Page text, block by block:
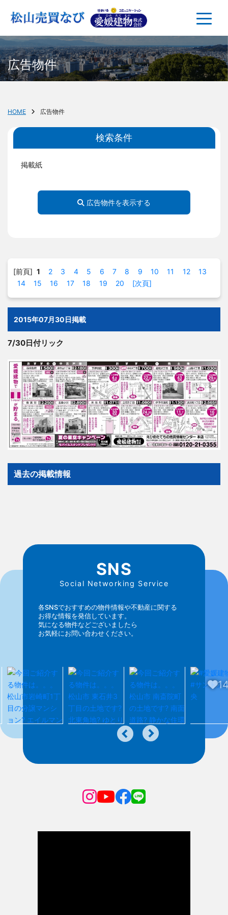
広告物件
HOME 広告物件
検索条件
掲載紙
広告物件を表示する
[前頁] 1 2 3 4 5 6 7 8 9 10 11 12
13
14
15 16 17 18 19 20 [次頁]
過去の掲載情報
2015年07月30日掲載
7/30日付リック
14
SNS
Social Networking Service
各SNSでおすすめの物件情報や不動産に関する
お得な情報を発信しています。
気になる物件などございましたら
お気軽にお問い合わせください。